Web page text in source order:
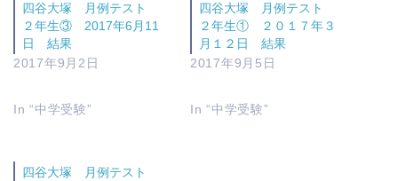
四谷大塚 月例テスト
２年生③ 2017年6月11
日 結果
2017年9月2日
In “中学受験”
四谷大塚 月例テスト
２年生① ２０１７年３
月１２日 結果
2017年9月5日
In “中学受験”
四谷大塚 月例テスト